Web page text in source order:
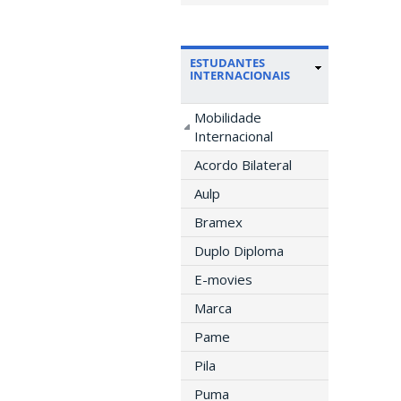
ESTUDANTES
INTERNACIONAIS
Mobilidade
Internacional
Acordo Bilateral
Aulp
Bramex
Duplo Diploma
E-movies
Marca
Pame
Pila
Puma